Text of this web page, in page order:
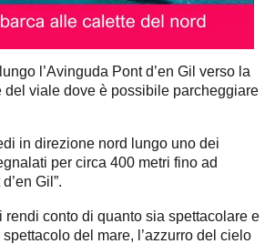
l’Avinguda Pont d’en Gil verso la
del viale dove è possibile parcheggiare
in direzione nord lungo uno dei
per circa 400 metri fino ad
Gil”.
rendi conto di quanto sia spettacolare e
del mare, l’azzurro del cielo